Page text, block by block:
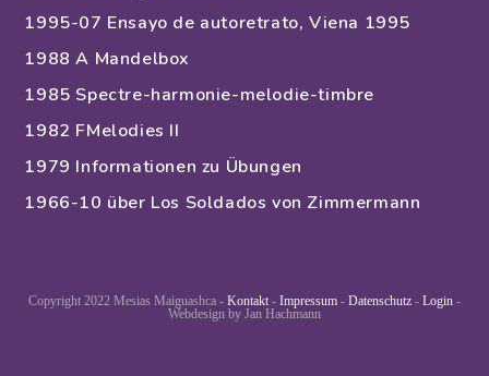
1995-07 Ensayo de autoretrato, Viena 1995
1988 A Mandelbox
1985 Spectre-harmonie-melodie-timbre
1982 FMelodies II
1979 Informationen zu Übungen
1966-10 über Los Soldados von Zimmermann
Copyright 2022 Mesias Maiguashca - Kontakt - Impressum - Datenschutz - Login -
Webdesign by Jan Hachmann